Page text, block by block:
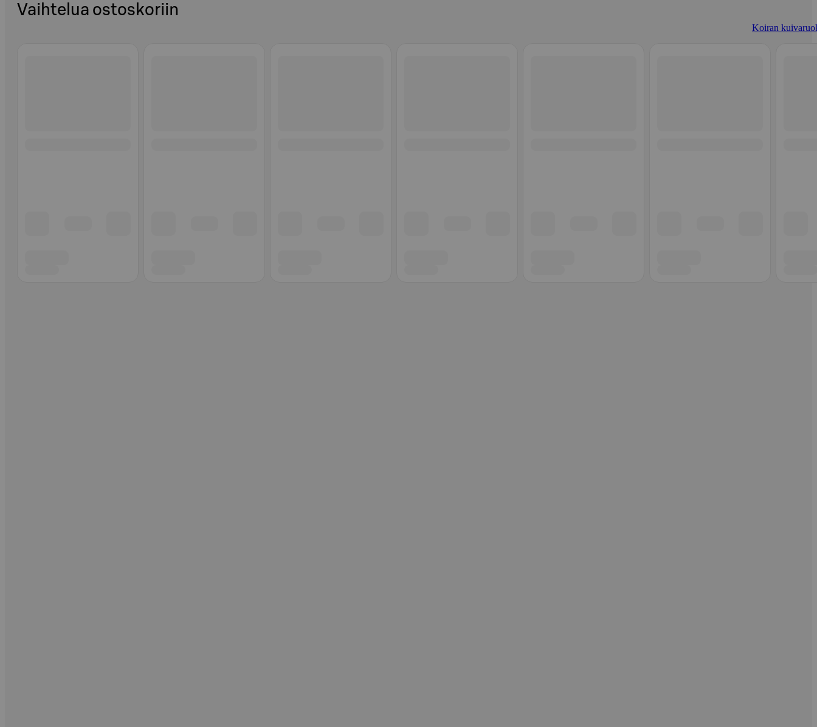
Vaihtelua ostoskoriin
Koiran